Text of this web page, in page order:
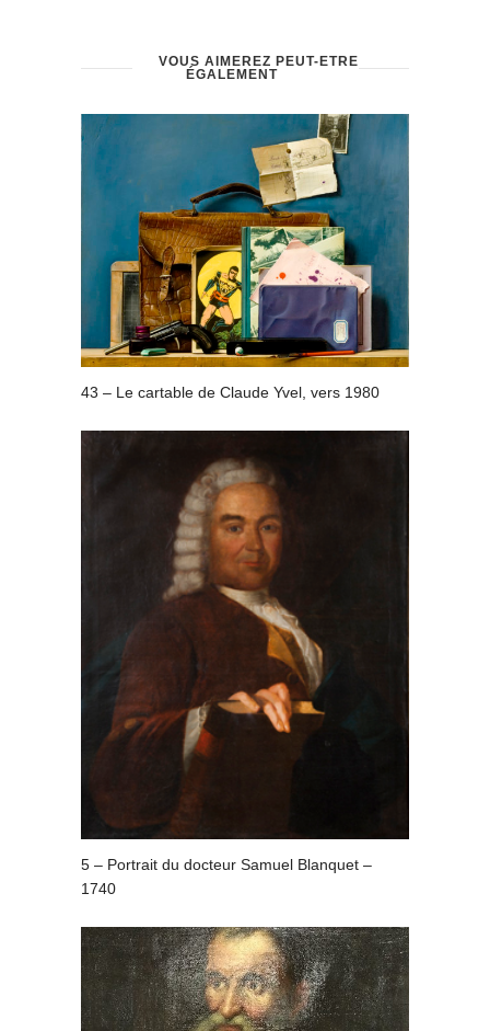
VOUS AIMEREZ PEUT-ÊTRE
ÉGALEMENT
43 – Le cartable de Claude Yvel, vers 1980
5 – Portrait du docteur Samuel Blanquet –
1740